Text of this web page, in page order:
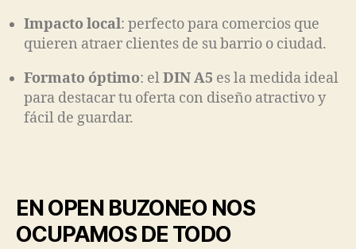
Impacto local: perfecto para comercios que
quieren atraer clientes de su barrio o ciudad.
Formato óptimo: elDIN A5 es la medida ideal
para destacar tu oferta con diseño atractivo y
fácil de guardar.
EN OPEN BUZONEO NOS
OCUPAMOS DE TODO